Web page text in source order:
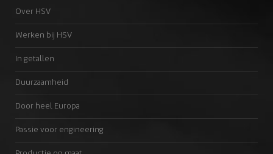
Over HSV
Werken bij HSV
In getallen
Duurzaamheid
Door heel Europa
Passie voor engineering